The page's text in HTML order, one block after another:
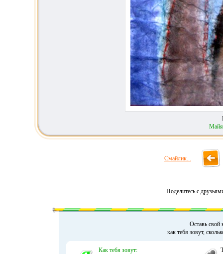
Смайлик...
Поделитесь с
Оставь свой
как тебя зовут,
Как тебя зовут: